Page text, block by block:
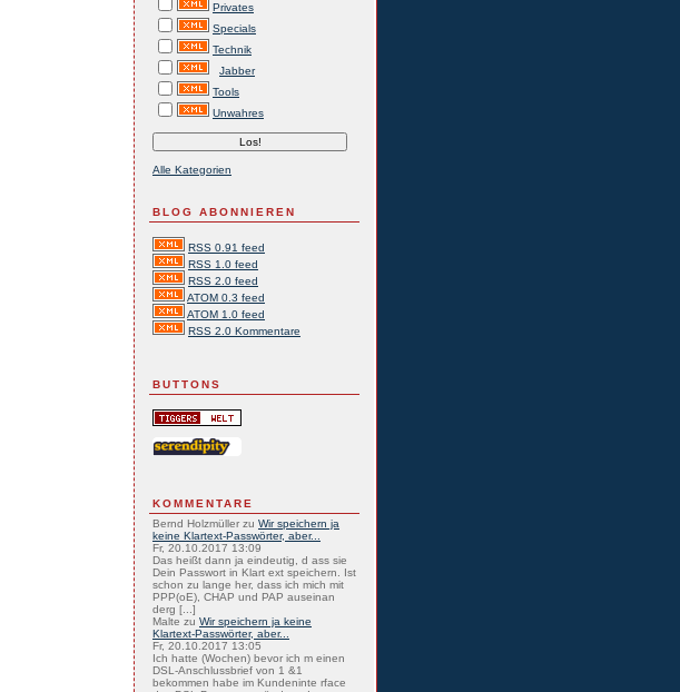
Privates
Specials
Technik
Jabber
Tools
Unwahres
Alle Kategorien
BLOG ABONNIEREN
RSS 0.91 feed
RSS 1.0 feed
RSS 2.0 feed
ATOM 0.3 feed
ATOM 1.0 feed
RSS 2.0 Kommentare
BUTTONS
KOMMENTARE
Bernd Holzmüller zu Wir speichern ja
keine Klartext-Passwörter, aber...
Fr, 20.10.2017 13:09
Das heißt dann ja eindeutig, d ass sie
Dein Passwort in Klart ext speichern. Ist
schon zu lange her, dass ich mich mit
PPP(oE), CHAP und PAP auseinan
derg [...]
Malte zu Wir speichern ja keine
Klartext-Passwörter, aber...
Fr, 20.10.2017 13:05
Ich hatte (Wochen) bevor ich m einen
DSL-Anschlussbrief von 1 &1
bekommen habe im Kundeninte rface